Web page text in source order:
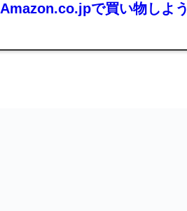
Amazon.co.jpで買い物しよう